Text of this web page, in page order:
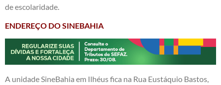
de escolaridade.
ENDEREÇO DO SINEBAHIA
A unidade SineBahia em Ilhéus fica na Rua Eustáquio Bastos,